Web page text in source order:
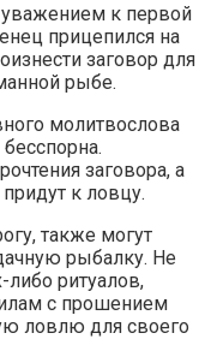
к первой
прицепился на
заговор для
рыбе.
молитвослова
заговора, а
к ловцу.
также могут
рыбалку. Не
либо ритуалов,
с прошением
ловлю для своего